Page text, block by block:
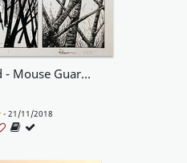
Petersen David - Mouse Guard Winter 1152 Issue 1 Page 1
- 21/11/2018